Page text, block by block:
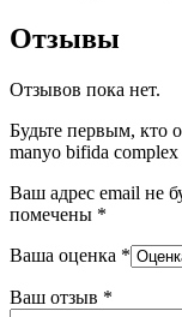
Отзывы
Отзывов пока нет.
Будьте первым, кто
manyo bifida
Ваш адрес email не
помечены *
Ваша оценка *
Ваш отзыв *